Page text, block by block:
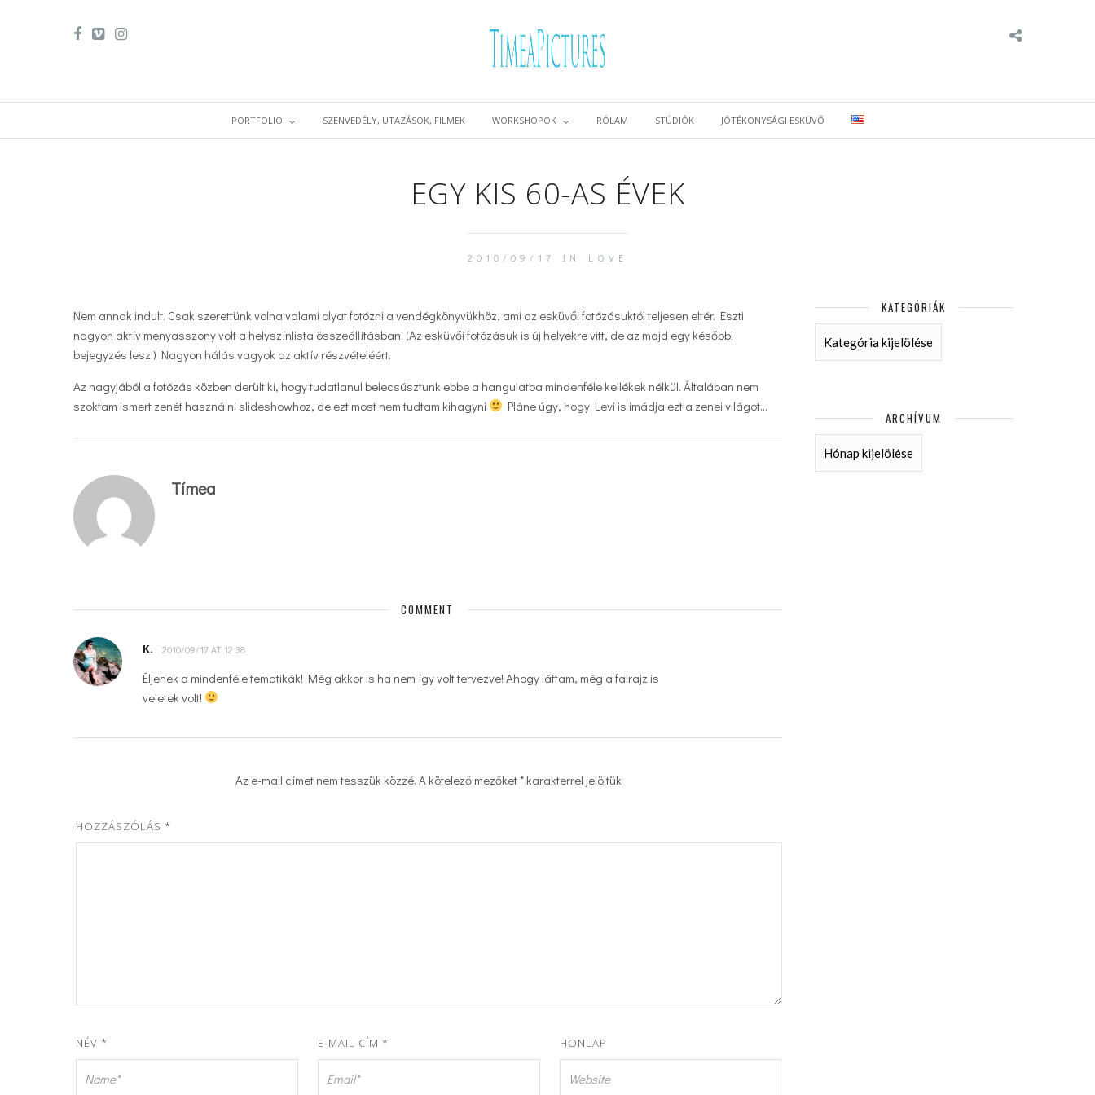
PORTFOLIO SZENVEDÉLY, UTAZÁSOK, FILMEK WORKSHOPOK RÓLAM STÚDIÓK JÓTÉKONYSÁGI ESKÜVŐ
EGY KIS 60-AS ÉVEK
2010/09/17 IN LOVE
Nem annak indult. Csak szerettünk volna valami olyat fotózni a vendégkönyvükhöz, ami az esküvői fotózásuktól teljesen eltér. Eszti
nagyon aktív menyasszony volt a helyszínlista összeállításban. (Az esküvői fotózásuk is új helyekre vitt, de az majd egy későbbi
bejegyzés lesz.) Nagyon hálás vagyok az aktív részvételéért.
Az nagyjából a fotózás közben derült ki, hogy tudatlanul belecsúsztunk ebbe a hangulatba mindenféle kellékek nélkül. Általában nem
szoktam ismert zenét használni slideshowhoz, de ezt most nem tudtam kihagyni
Pláne úgy, hogy Levi is imádja ezt a zenei világot…
Tímea
COMMENT
K. 2010/09/17 AT 12:38
Éljenek a mindenféle tematikák! Még akkor is ha nem így volt tervezve! Ahogy láttam, még a falrajz is
veletek volt!
Az e-mail címet nem tesszük közzé. A kötelező mezőket* karakterrel jelöltük
HOZZÁSZÓLÁS *
NÉV * E-MAIL CÍM * HONLAP
KATEGÓRIÁK
KATEGÓRIÁK
ARCHÍVUM
ARCHÍVUM